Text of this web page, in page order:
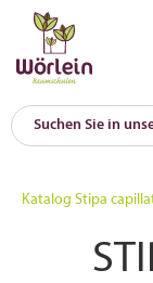
Katalog Stipa